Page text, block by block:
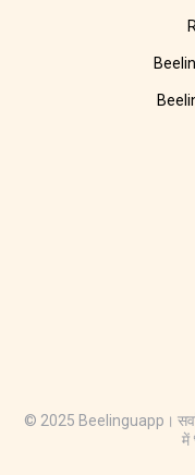
© 2025 Beelinguapp।
में